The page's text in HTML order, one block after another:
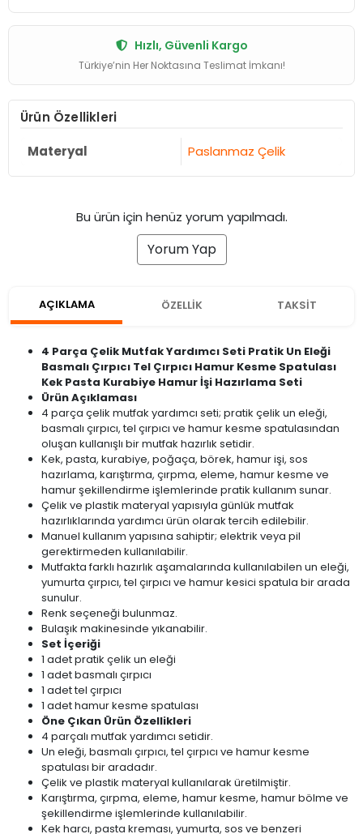
Hızlı, Güvenli Kargo
Türkiye’nin Her Noktasına Teslimat İmkanı!
Ürün Özellikleri
Materyal
Paslanmaz Çelik
Bu ürün için henüz yorum yapılmadı.
Yorum Yap
AÇIKLAMA ÖZELLİK TAKSİT
4 Parça Çelik Mutfak Yardımcı Seti Pratik Un Eleği
Basmalı Çırpıcı Tel Çırpıcı Hamur Kesme Spatulası
Kek Pasta Kurabiye Hamur İşi Hazırlama Seti
Ürün Açıklaması
4 parça çelik mutfak yardımcı seti; pratik çelik un eleği,
basmalı çırpıcı, tel çırpıcı ve hamur kesme spatulasından
oluşan kullanışlı bir mutfak hazırlık setidir.
Kek, pasta, kurabiye, poğaça, börek, hamur işi, sos
hazırlama, karıştırma, çırpma, eleme, hamur kesme ve
hamur şekillendirme işlemlerinde pratik kullanım sunar.
Çelik ve plastik materyal yapısıyla günlük mutfak
hazırlıklarında yardımcı ürün olarak tercih edilebilir.
Manuel kullanım yapısına sahiptir; elektrik veya pil
gerektirmeden kullanılabilir.
Mutfakta farklı hazırlık aşamalarında kullanılabilen un eleği,
yumurta çırpıcı, tel çırpıcı ve hamur kesici spatula bir arada
sunulur.
Renk seçeneği bulunmaz.
Bulaşık makinesinde yıkanabilir.
Set İçeriği
1 adet pratik çelik un eleği
1 adet basmalı çırpıcı
1 adet tel çırpıcı
1 adet hamur kesme spatulası
Öne Çıkan Ürün Özellikleri
4 parçalı mutfak yardımcı setidir.
Un eleği, basmalı çırpıcı, tel çırpıcı ve hamur kesme
spatulası bir aradadır.
Çelik ve plastik materyal kullanılarak üretilmiştir.
Karıştırma, çırpma, eleme, hamur kesme, hamur bölme ve
şekillendirme işlemlerinde kullanılabilir.
Kek harcı, pasta kreması, yumurta, sos ve benzeri